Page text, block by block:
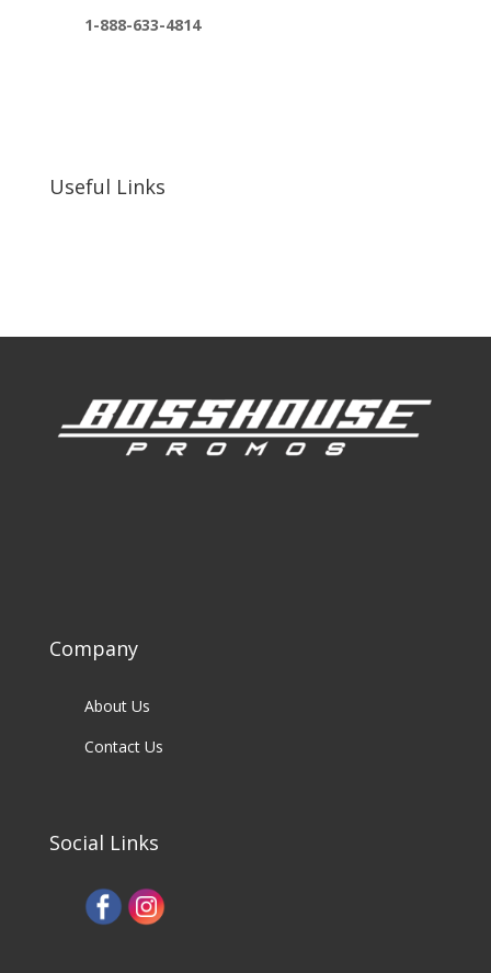
1-888-633-4814
Useful Links
Company
About Us
Contact Us
Social Links